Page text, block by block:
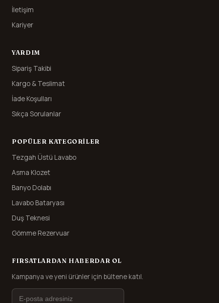
İletişim
Kariyer
YARDIM
Sipariş Takibi
Kargo & Teslimat
İade Koşulları
Sıkça Sorulanlar
POPÜLER KATEGORILER
Tezgah Üstü Lavabo
Asma Klozet
Banyo Dolabı
Lavabo Bataryası
Duş Teknesi
Gömme Rezervuar
FIRSATLARDAN HABERDAR OL
Kampanya ve yeni ürünler için bültene katıl.